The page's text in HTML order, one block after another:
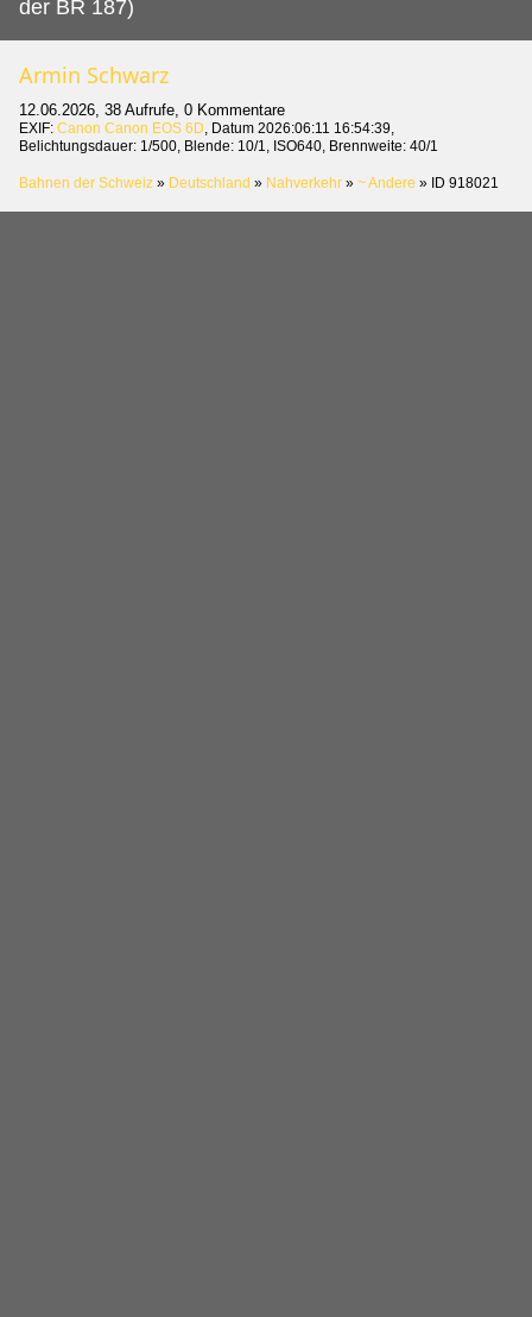
der BR 187)
Armin Schwarz
12.06.2026, 38 Aufrufe, 0 Kommentare
EXIF: Canon Canon EOS 6D, Datum 2026:06:11 16:54:39,
Belichtungsdauer: 1/500, Blende: 10/1, ISO640, Brennweite: 40/1
Bahnen der Schweiz » Deutschland » Nahverkehr » ~ Andere » ID 918021